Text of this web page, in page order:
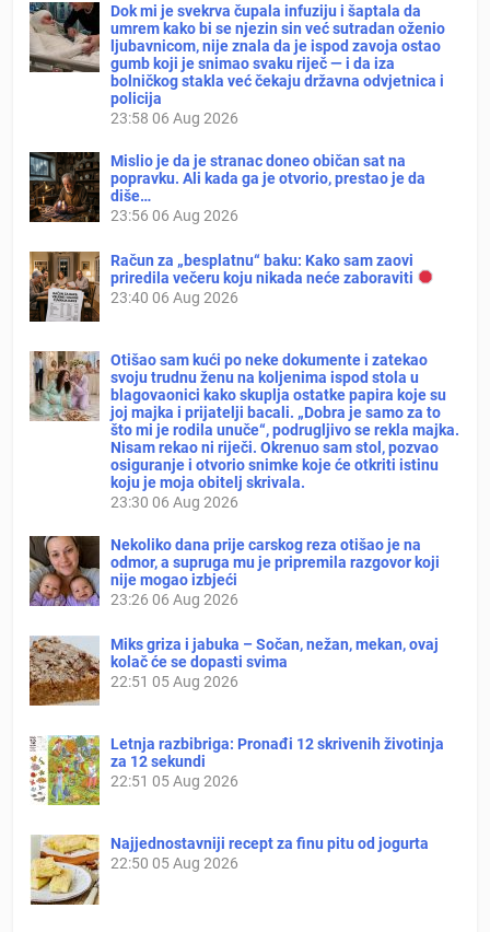
Dok mi je svekrva čupala infuziju i šaptala da
umrem kako bi se njezin sin već sutradan oženio
ljubavnicom, nije znala da je ispod zavoja ostao
gumb koji je snimao svaku riječ — i da iza
bolničkog stakla već čekaju državna odvjetnica i
policija
23:58 06 Aug 2026
Mislio je da je stranac doneo običan sat na
popravku. Ali kada ga je otvorio, prestao je da
diše…
23:56 06 Aug 2026
Račun za „besplatnu“ baku: Kako sam zaovi
priredila večeru koju nikada neće zaboraviti
23:40 06 Aug 2026
Otišao sam kući po neke dokumente i zatekao
svoju trudnu ženu na koljenima ispod stola u
blagovaonici kako skuplja ostatke papira koje su
joj majka i prijatelji bacali. „Dobra je samo za to
što mi je rodila unuče“, podrugljivo se rekla majka.
Nisam rekao ni riječi. Okrenuo sam stol, pozvao
osiguranje i otvorio snimke koje će otkriti istinu
koju je moja obitelj skrivala.
23:30 06 Aug 2026
Nekoliko dana prije carskog reza otišao je na
odmor, a supruga mu je pripremila razgovor koji
nije mogao izbjeći
23:26 06 Aug 2026
Miks griza i jabuka – Sočan, nežan, mekan, ovaj
kolač će se dopasti svima
22:51 05 Aug 2026
Letnja razbibriga: Pronađi 12 skrivenih životinja
za 12 sekundi
22:51 05 Aug 2026
Najjednostavniji recept za finu pitu od jogurta
22:50 05 Aug 2026